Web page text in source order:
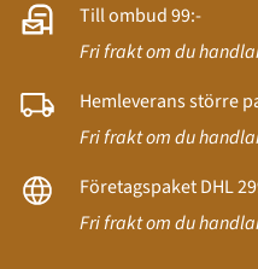
Till ombud 99:-
Fri frakt om du
Hemleverans större
Fri frakt om du
Företagspaket DHL
Fri frakt om du